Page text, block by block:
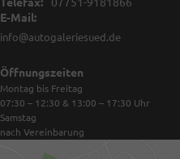
E-Mail:
info@autogaleriesued.de
Öffnungszeiten
Montag bis Freitag
07:30 – 12:30 & 13:00 – 17:30 Uhr
Samstag
nach Vereinbarung